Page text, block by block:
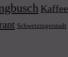
Kaffee
Schwetzingerstadt